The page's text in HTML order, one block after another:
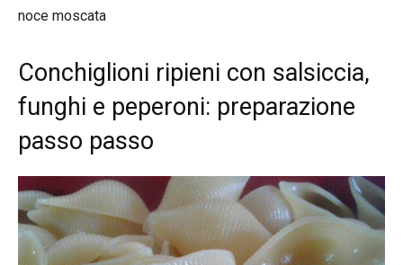
noce moscata
Conchiglioni ripieni con salsiccia,
funghi e peperoni: preparazione
passo passo